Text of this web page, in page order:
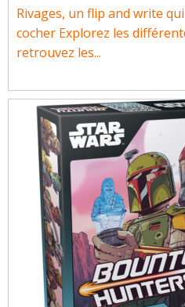
Rivages, un flip and write
cocher Explorez les
retrouvez les...